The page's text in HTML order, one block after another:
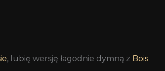
, lubię wersję łagodnie dymną z Bois